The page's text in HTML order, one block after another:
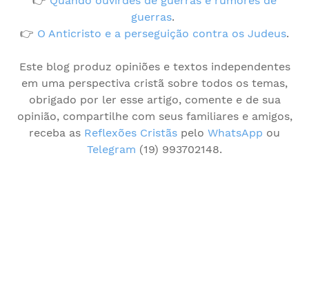
guerras.
👉 O Anticristo e a perseguição contra os Judeus.
Este blog produz opiniões e textos independentes
em uma perspectiva cristã sobre todos os temas,
obrigado por ler esse artigo, comente e de sua
opinião, compartilhe com seus familiares e amigos,
receba as Reflexões Cristãs pelo WhatsApp ou
Telegram (19) 993702148.